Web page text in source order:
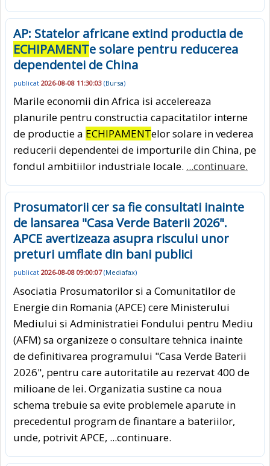
AP: Statelor africane extind productia de
ECHIPAMENTe solare pentru reducerea
dependentei de China
publicat 2026-08-08 11:30:03 (Bursa)
Marile economii din Africa isi accelereaza
planurile pentru constructia capacitatilor interne
de productie a ECHIPAMENTelor solare in vederea
reducerii dependentei de importurile din China, pe
fondul ambitiilor industriale locale. ...continuare.
Prosumatorii cer sa fie consultati inainte
de lansarea "Casa Verde Baterii 2026".
APCE avertizeaza asupra riscului unor
preturi umflate din bani publici
publicat 2026-08-08 09:00:07(Mediafax)
Asociatia Prosumatorilor si a Comunitatilor de
Energie din Romania (APCE) cere Ministerului
Mediului si Administratiei Fondului pentru Mediu
(AFM) sa organizeze o consultare tehnica inainte
de definitivarea programului "Casa Verde Baterii
2026", pentru care autoritatile au rezervat 400 de
milioane de lei. Organizatia sustine ca noua
schema trebuie sa evite problemele aparute in
precedentul program de finantare a bateriilor,
unde, potrivit APCE, ...continuare.